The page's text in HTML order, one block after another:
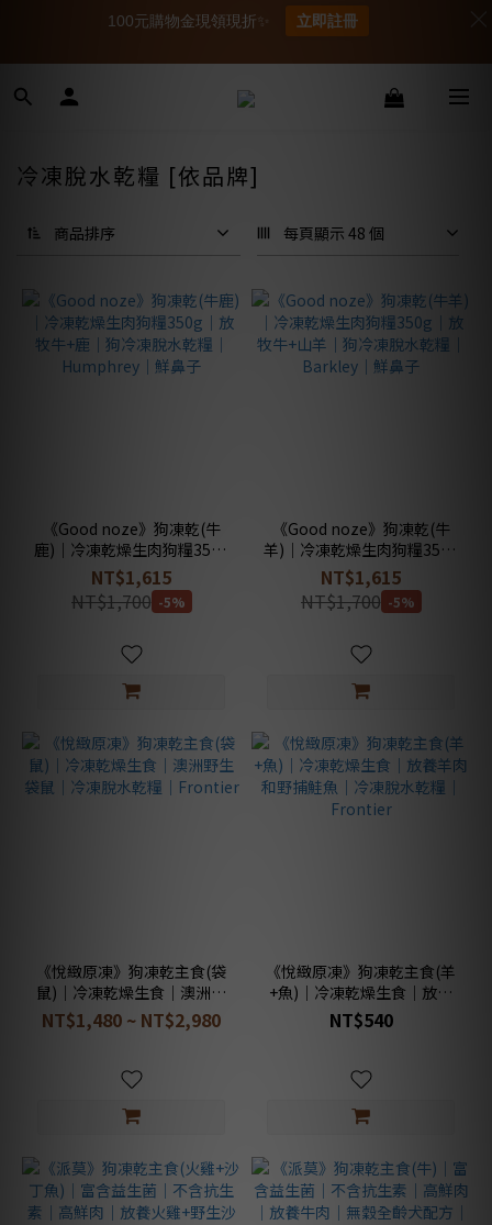
冷凍脫水乾糧 [依品牌]
商品排序 每頁顯示 48 個
《Good noze》狗凍乾(牛
鹿)｜冷凍乾燥生肉狗糧350g
｜放牧牛+鹿｜狗冷凍脫水乾
糧｜Humphrey｜鮮鼻子
NT$1,615
NT$1,700 -5%
《Good noze》狗凍乾(牛
羊)｜冷凍乾燥生肉狗糧350g
｜放牧牛+山羊｜狗冷凍脫水
乾糧｜Barkley｜鮮鼻子
NT$1,615
NT$1,700 -5%
《悅緻原凍》狗凍乾主食(袋
鼠)｜冷凍乾燥生食｜澳洲野
生袋鼠｜冷凍脫水乾糧｜
Frontier
NT$1,480 ~ NT$2,980
《悅緻原凍》狗凍乾主食(羊
+魚)｜冷凍乾燥生食｜放養
羊肉和野捕鮭魚｜冷凍脫水
乾糧｜Frontier
NT$540
100元購物金現領現折✨ 立即註冊